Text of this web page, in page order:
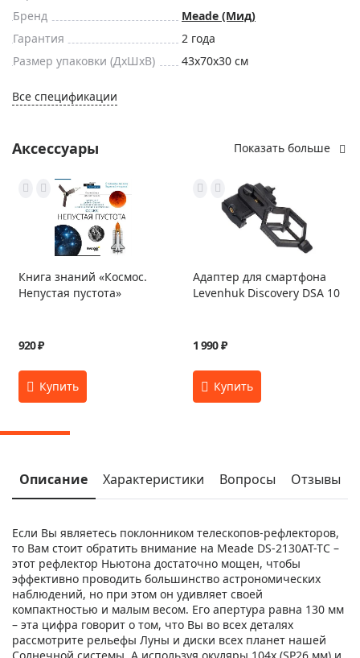
Бренд
Meade (Мид)
Гарантия
2 года
Размер упаковки (ДxШxВ)
43x70x30 см
Все спецификации
Аксессуары Показать больше
Книга знаний «Космос.
Непустая пустота»
920 ₽
Адаптер для смартфона
Levenhuk Discovery DSA 10
1 990 ₽
Описание Характеристики Вопросы Отзывы
Если Вы являетесь поклонником телескопов-рефлекторов,
то Вам стоит обратить внимание на Meade DS-2130AT-TC –
этот рефлектор Ньютона достаточно мощен, чтобы
эффективно проводить большинство астрономических
наблюдений, но при этом он удивляет своей
компактностью и малым весом. Его апертура равна 130 мм
– эта цифра говорит о том, что Вы во всех деталях
рассмотрите рельефы Луны и диски всех планет нашей